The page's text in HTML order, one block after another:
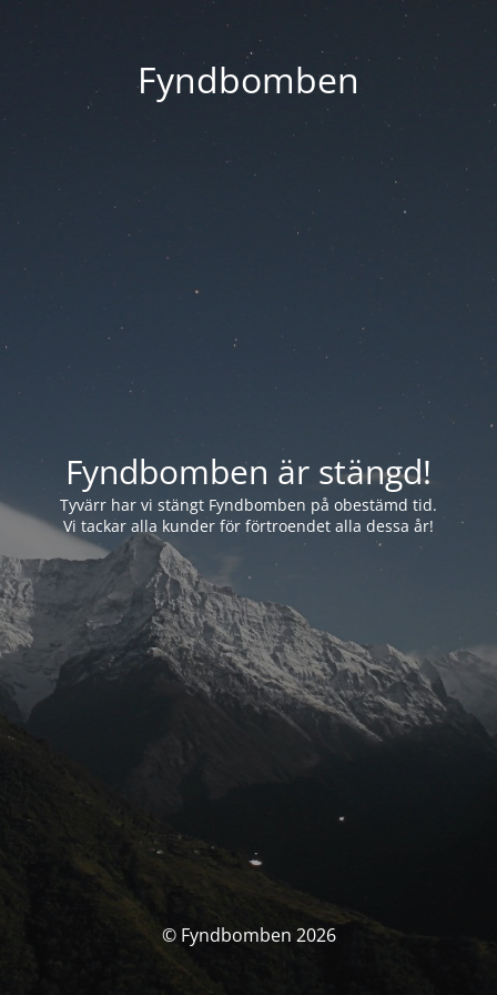
Fyndbomben
Fyndbomben är stängd!
Tyvärr har vi stängt Fyndbomben på obestämd tid.
Vi tackar alla kunder för förtroendet alla dessa år!
© Fyndbomben 2026